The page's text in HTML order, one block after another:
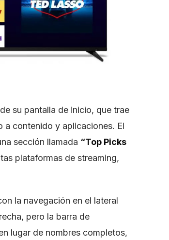
su pantalla de inicio, que trae
a contenido y aplicaciones. El
sección llamada “Top Picks
plataformas de streaming,
la navegación en el lateral
pero la barra de
lugar de nombres completos,